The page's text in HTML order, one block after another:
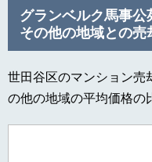
グランベルク馬事
その他の地域との
世田谷区のマンション売
の他の地域の平均価格の